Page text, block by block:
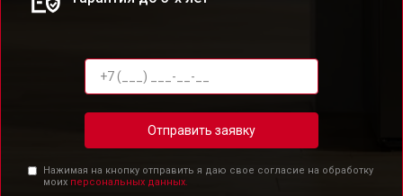
Отправить заявку
Нажимая на кнопку отправить я даю свое согласие на обработку
моих персональных данных.